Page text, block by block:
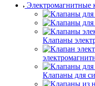
Электромагнитные
Клапаны
Клапаны для